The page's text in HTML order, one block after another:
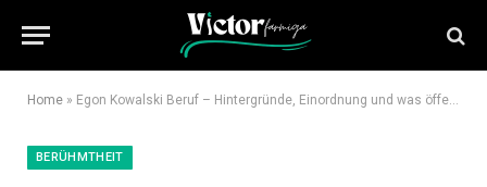
Home » Egon Kowalski Beruf – Hintergründe, Einordnung und was öffentlich darüber bekannt ist
BERÜHMTHEIT